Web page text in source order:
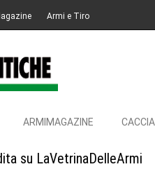
Armi e Tiro
ARMIMAGAZINE
su LaVetrinaDelleArmi